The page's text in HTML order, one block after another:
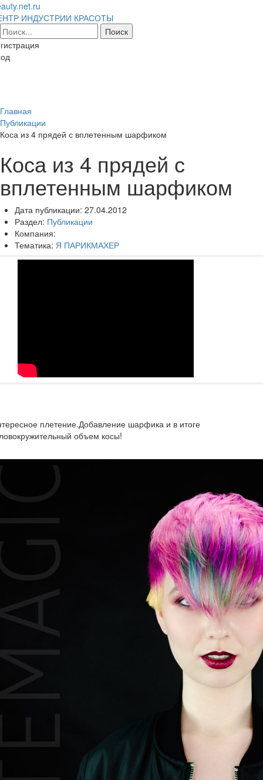
ИНДУСТРИИ КРАСОТЫ
Главная
Публикации
Коса из 4 прядей с вплетенным шарфиком
Коса из 4 прядей с
вплетенным шарфиком
Дата публикации: 27.04.2012
Раздел: Публикации
Компания:
Тематика: Я ПАРИКМАХЕР
плетение.Добавление шарфика и в итоге
объем косы!